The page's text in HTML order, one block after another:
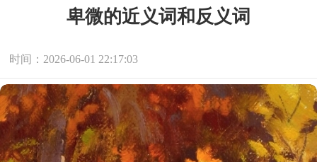
卑微的近义词和反义词
时间：2026-06-01 22:17:03